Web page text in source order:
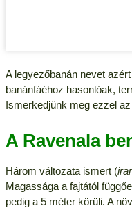
A legyezőbanán nevet
banánfáéhoz hasonlóak,
Ismerkedjünk meg ezzel
A Ravenala
Három változata ismert (
Magassága a fajtától
pedig a 5 méter körüli. A